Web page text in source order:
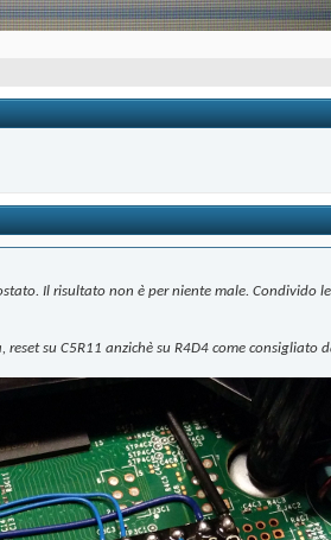
Il risultato non è per niente male. Condivido
su C5R11 anzichè su R4D4 come consigliato